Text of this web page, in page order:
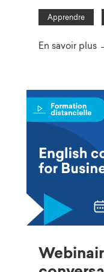
Apprendre
En savoir plus